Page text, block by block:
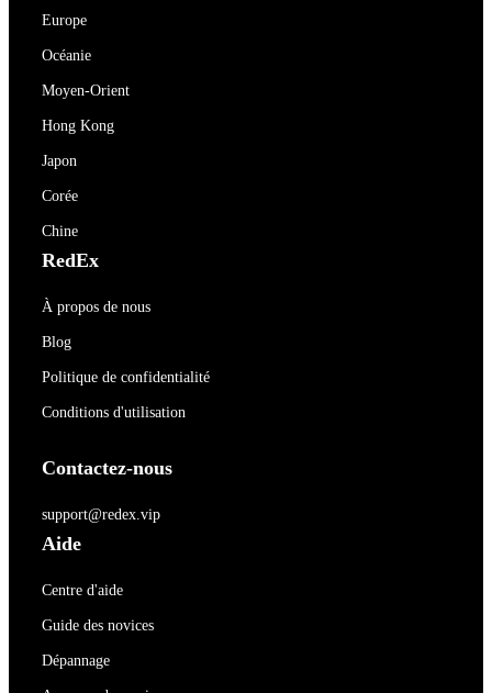
Europe
Océanie
Moyen-Orient
Hong Kong
Japon
Corée
Chine
RedEx
À propos de nous
Blog
Politique de confidentialité
Conditions d'utilisation
Contactez-nous
support@redex.vip
Aide
Centre d'aide
Guide des novices
Dépannage